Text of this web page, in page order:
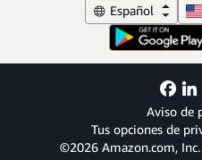
Español
Aviso de
Tus opciones de
©2026 Amazon.com,